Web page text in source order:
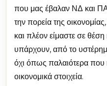
που μας έβαλαν ΝΔ και
την πορεία της
και πλέον είμαστε σε
υπάρχουν, από το
όχι όπως παλαιότερα
οικονομικά στοιχεία.